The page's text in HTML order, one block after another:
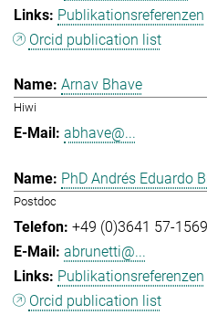
Publikationsreferenzen
Orcid publication list
Arnav Bhave
Hiwi
abhave@...
PhD Andrés Eduardo
Postdoc
+49 (0)3641 57-1569
abrunetti@...
Publikationsreferenzen
Orcid publication list